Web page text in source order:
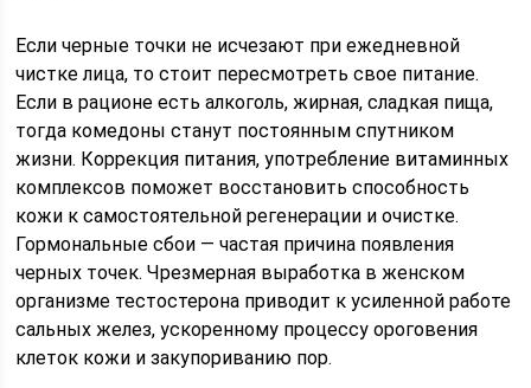
Если черные точки не исчезают при ежедневной
чистке лица, то стоит пересмотреть свое питание.
Если в рационе есть алкоголь, жирная, сладкая пища,
тогда комедоны станут постоянным спутником
жизни. Коррекция питания, употребление витаминных
комплексов поможет восстановить способность
кожи к самостоятельной регенерации и очистке.
Гормональные сбои — частая причина появления
черных точек. Чрезмерная выработка в женском
организме тестостерона приводит к усиленной работе
сальных желез, ускоренному процессу ороговения
клеток кожи и закупориванию пор.